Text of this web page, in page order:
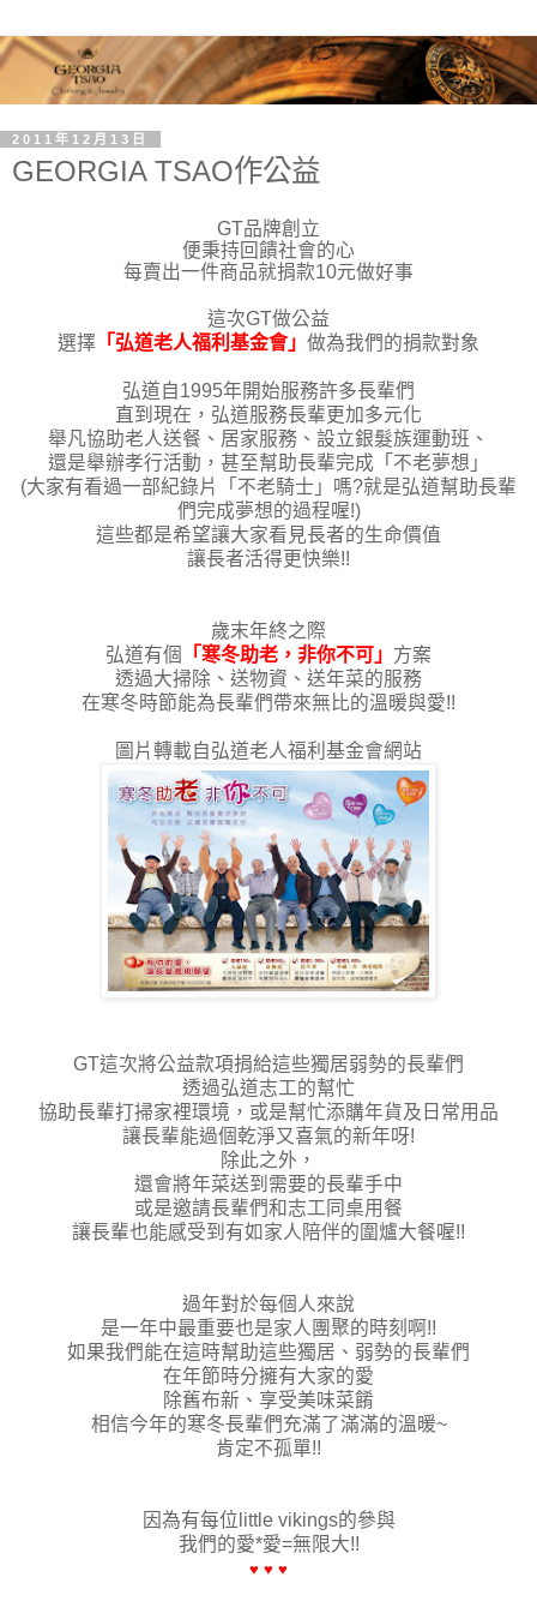
2011年12月13日
GEORGIA TSAO作公益
GT品牌創立
便秉持回饋社會的心
每賣出一件商品就捐款10元做好事
這次GT做公益
選擇 「弘道老人福利基金會」 做為我們的捐款對象
弘道自1995年開始服務許多長輩們
直到現在，弘道服務長輩更加多元化
舉凡協助老人送餐、居家服務、設立銀髮族運動班、
還是舉辦孝行活動，甚至幫助長輩完成「不老夢想」
(大家有看過一部紀錄片「不老騎士」嗎?就是弘道幫助長輩
們完成夢想的過程喔!)
這些都是希望讓大家看見長者的生命價值
讓長者活得更快樂!!
歲末年終之際
弘道有個
「寒冬助老，非你不可」 方案
透過大掃除、送物資、送年菜的服務
在寒冬時節能為長輩們帶來無比的溫暖與愛!!
圖片轉載自弘道老人福利基金會網站
GT這次將公益款項捐給這些獨居弱勢的長輩們
透過弘道志工的幫忙
協助長輩打掃家裡環境，或是幫忙添購年貨及日常用品
讓長輩能過個乾淨又喜氣的新年呀!
除此之外，
還會將年菜送到需要的長輩手中
或是邀請長輩們和志工同桌用餐
讓長輩也能感受到有如家人陪伴的圍爐大餐喔!!
過年對於每個人來說
是一年中最重要也是家人團聚的時刻啊!!
如果我們能在這時幫助這些獨居、弱勢的長輩們
在年節時分擁有大家的愛
除舊布新、享受美味菜餚
相信今年的寒冬長輩們充滿了滿滿的溫暖~
肯定不孤單!!
因為有每位little vikings的參與
我們的愛*愛=無限大!!
♥ ♥ ♥